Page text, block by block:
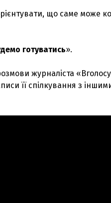
що саме може
готуватись».
журналіста
її спілкування з